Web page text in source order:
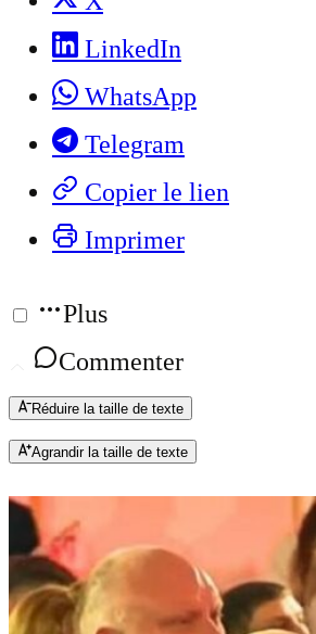
LinkedIn
WhatsApp
Telegram
Copier le lien
Imprimer
Plus
Commenter
Réduire la taille de texte
Agrandir la taille de texte